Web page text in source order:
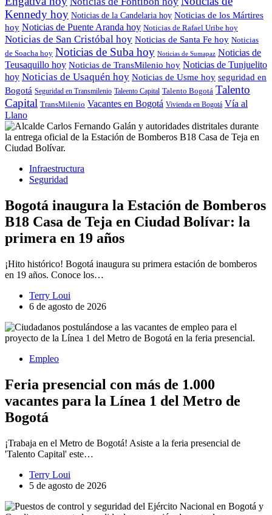
Kennedy hoy Noticias de la Candelaria hoy Noticias de los Mártires
hoy Noticias de Puente Aranda hoy Noticias de Rafael Uribe hoy
Noticias de San Cristóbal hoy Noticias de Santa Fe hoy Noticias
de Soacha hoy Noticias de Suba hoy Noticias de Sumapaz Noticias de
Teusaquillo hoy Noticias de TransMilenio hoy Noticias de Tunjuelito
hoy Noticias de Usaquén hoy Noticias de Usme hoy seguridad en
Bogotá Seguridad en Transmilenio Taleento Capital Talento Bogotá Talento
Capital TransMilenio Vacantes en Bogotá Vivienda en Bogotá Vía al
Llano
Infraestructura
Seguridad
Bogotá inaugura la Estación de Bomberos
B18 Casa de Teja en Ciudad Bolívar: la
primera en 19 años
¡Hito histórico! Bogotá inaugura su primera estación de bomberos
en 19 años. Conoce los…
Terry Loui
6 de agosto de 2026
Empleo
Feria presencial con más de 1.000
vacantes para la Línea 1 del Metro de
Bogotá
¡Trabaja en el Metro de Bogotá! Asiste a la feria presencial de
'Talento Capital' este…
Terry Loui
5 de agosto de 2026